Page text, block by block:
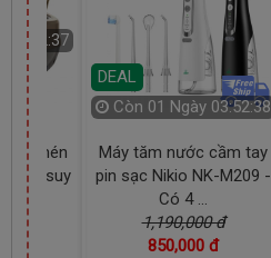
03:52:36
nén
liệu suy
DEAL
Còn 01 Ngày 03:52:37
Máy tăm nước cầm tay
pin sạc Nikio NK-M209 -
Có 4 ...
1,190,000 đ
850,000 đ